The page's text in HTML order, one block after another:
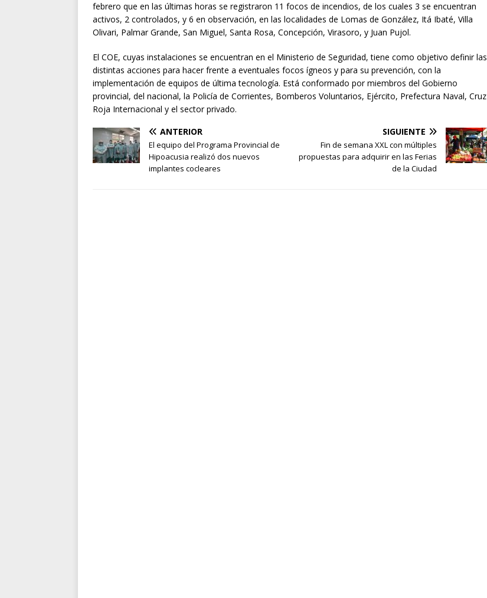
febrero que en las últimas horas se registraron 11 focos de incendios, de los cuales 3 se encuentran
activos, 2 controlados, y 6 en observación, en las localidades de Lomas de González, Itá Ibaté, Villa
Olivari, Palmar Grande, San Miguel, Santa Rosa, Concepción, Virasoro, y Juan Pujol.
El COE, cuyas instalaciones se encuentran en el Ministerio de Seguridad, tiene como objetivo definir las
distintas acciones para hacer frente a eventuales focos ígneos y para su prevención, con la
implementación de equipos de última tecnología. Está conformado por miembros del Gobierno
provincial, del nacional, la Policía de Corrientes, Bomberos Voluntarios, Ejército, Prefectura Naval, Cruz
Roja Internacional y el sector privado.
ANTERIOR
El equipo del Programa Provincial de
Hipoacusia realizó dos nuevos
implantes cocleares
SIGUIENTE
Fin de semana XXL con múltiples
propuestas para adquirir en las Ferias
de la Ciudad